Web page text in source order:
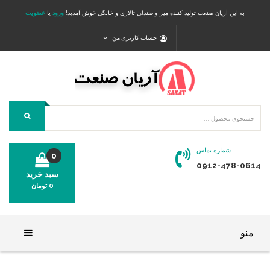
به این آریان صنعت تولید کننده میز و صندلی تالاری و خانگی خوش آمدید! ورود یا عضویت
حساب کاربری من
شماره تماس
0912-478-0614
سبد خرید
0
0 تومان
منو